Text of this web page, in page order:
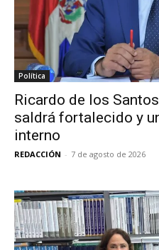
Política
Ricardo de los
saldrá fortalecido y
interno
REDACCIÓN - 7 de agosto de 2026